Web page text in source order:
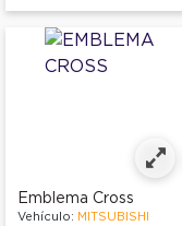
Emblema Cross
Vehículo: MITSUBISHI